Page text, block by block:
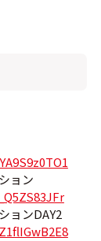
ョン
ョンDAY2